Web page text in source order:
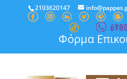
2103620147
Φόρμα